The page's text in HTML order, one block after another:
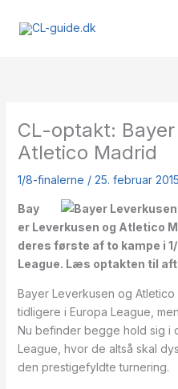
CL-optakt:
Atletico Madrid
1/8-finalerne / 25. februar 2015
Bay
er Leverkusen og Atletico
deres første af to kampe i
League. Læs optakten til
Bayer Leverkusen og
tidligere i Europa League,
Nu befinder begge hold sig i
League, hvor de altså skal
den prestigefyldte turnering.